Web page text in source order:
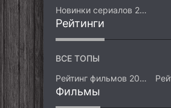
Новинки сериалов 2026
Рейтинги
ВСЕ ТОПЫ
Рейтинг фильмов 2026
Фильмы